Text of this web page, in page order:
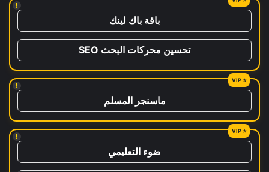
!
باقة باك لينك
تحسين محركات البحث SEO
!
ماسنجر المسلم
!
ضوء التعليمي